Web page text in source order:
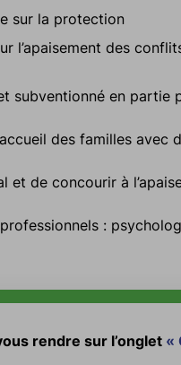
sur la protection
l’apaisement des
subventionné en partie
des familles avec
et de concourir à
:
rendre sur l’onglet «